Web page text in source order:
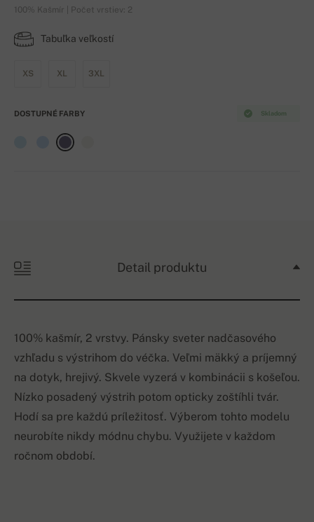
100% Kašmír | Počet vrstiev: 2
Tabuľka veľkostí
XS XL 3XL
Skladom
DOSTUPNÉ FARBY
Detail produktu
100% kašmír, 2 vrstvy. Pánsky sveter nadčasového
vzhľadu s výstrihom do véčka. Veľmi mäkký a príjemný
na dotyk, hrejivý. Skvele vyzerá v kombinácii s košeľou.
Nízko posadený výstrih potom opticky zoštíhli tvár.
Hodí sa pre každú príležitosť. Výberom tohto modelu
neurobíte nikdy módnu chybu. Využijete v každom
ročnom období.